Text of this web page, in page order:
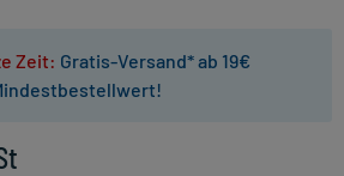
Zeit: Gratis-Versand* ab 19€